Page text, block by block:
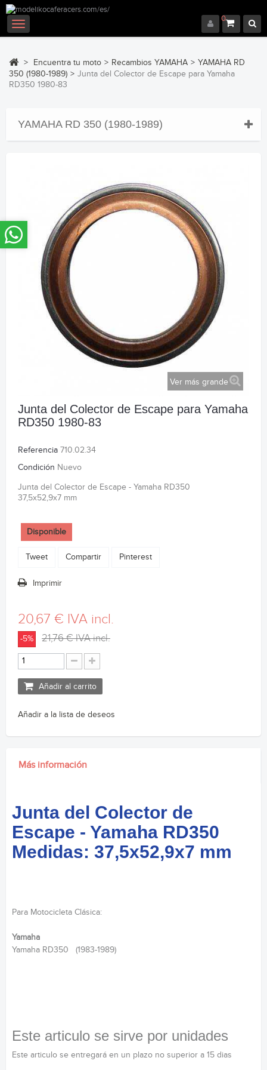
0
Navegación
Toggle
> Encuentra tu moto > Recambios YAMAHA > YAMAHA RD
350 (1980-1989) > Junta del Colector de Escape para Yamaha
RD350 1980-83
YAMAHA RD 350 (1980-1989)
Ver más grande
Junta del Colector de Escape para Yamaha
RD350 1980-83
Referencia 710.02.34
Condición Nuevo
Junta del Colector de Escape - Yamaha RD350
37,5x52,9x7 mm
Disponible
Tweet Compartir Pinterest
Imprimir
20,67 € IVA incl.
-5% 21,76 €IVA incl.
Añadir al carrito
Añadir a la lista de deseos
Más información
Junta del Colector de
Escape - Yamaha RD350
Medidas: 37,5x52,9x7 mm
Para Motocicleta Clásica:
Yamaha
Yamaha RD350 (1983-1989)
Este articulo se sirve por unidades
Este articulo se entregará en un plazo no superior a 15 dias